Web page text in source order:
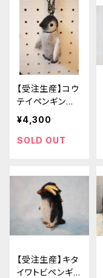
【受注生産】コウ
テイペンギン
ヒナ ポーチ
¥4,300
SOLD OUT
【受注生産】キタ
イワトビペンギ